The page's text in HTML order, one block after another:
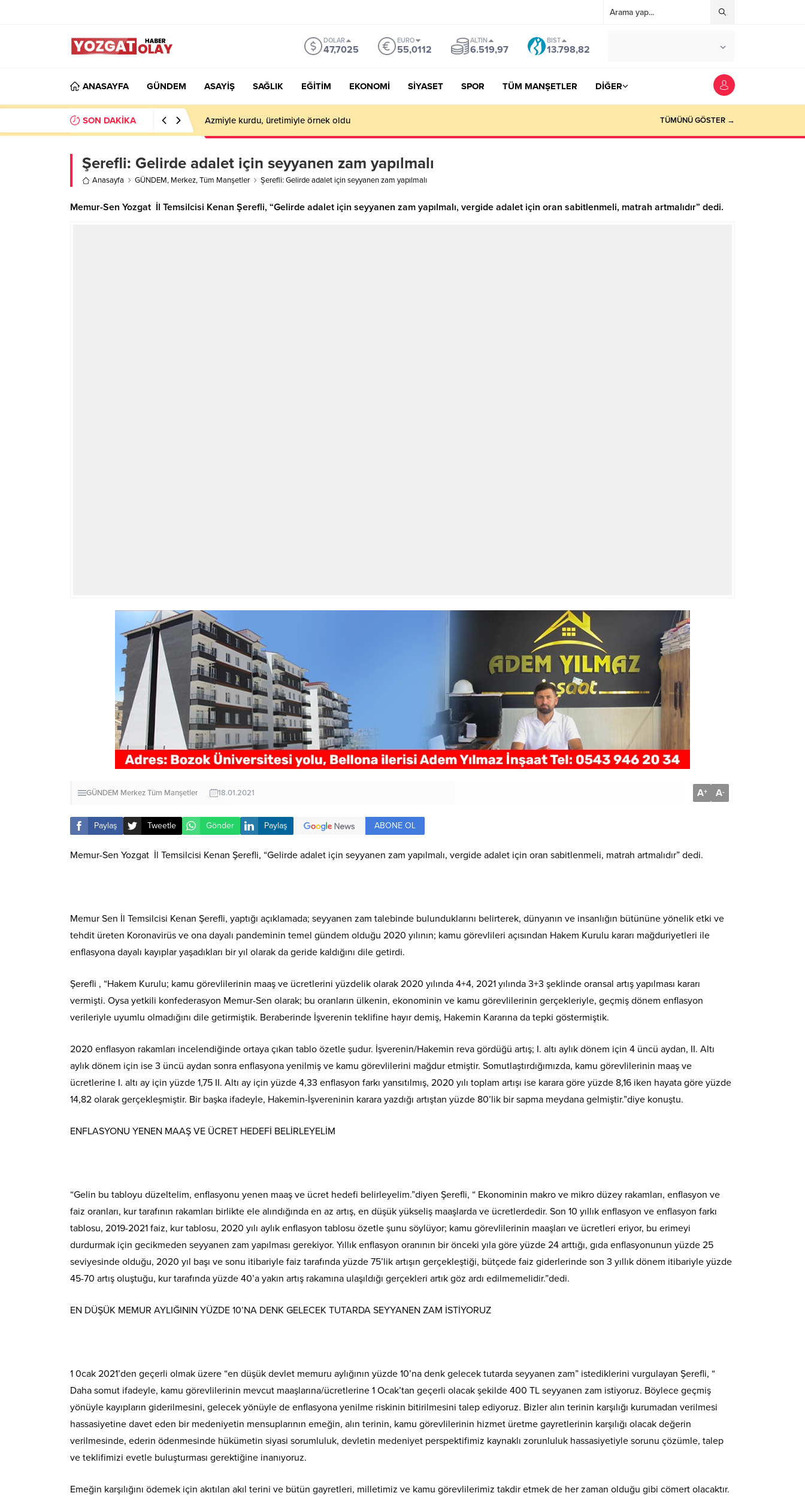
DOLAR
47,7025
EURO
55,0112
ALTIN
6.519,97
BIST
13.798,82
ANASAYFA GÜNDEM ASAYİŞ SAĞLIK EĞİTİM EKONOMİ SİYASET SPOR TÜM MANŞETLER DİĞER
SON DAKİKA Azmiyle kurdu, üretimiyle örnek oldu TÜMÜNÜ GÖSTER →
Şerefli: Gelirde adalet için seyyanen zam yapılmalı
Anasayfa GÜNDEM, Merkez,Tüm Manşetler Şerefli: Gelirde adalet için seyyanen zam yapılmalı
Memur-Sen Yozgat İl Temsilcisi Kenan Şerefli, “Gelirde adalet için seyyanen zam yapılmalı, vergide adalet için oran sabitlenmeli, matrah artmalıdır” dedi.
GÜNDEM MerkezTüm Manşetler 18.01.2021 A+ A-
Paylaş Tweetle Gönder Paylaş ABONE OL
Memur-Sen Yozgat İl Temsilcisi Kenan Şerefli, “Gelirde adalet için seyyanen zam yapılmalı, vergide adalet için oran sabitlenmeli, matrah artmalıdır” dedi.
Memur Sen İl Temsilcisi Kenan Şerefli, yaptığı açıklamada; seyyanen zam talebinde bulunduklarını belirterek, dünyanın ve insanlığın bütününe yönelik etki ve
tehdit üreten Koronavirüs ve ona dayalı pandeminin temel gündem olduğu 2020 yılının; kamu görevlileri açısından Hakem Kurulu kararı mağduriyetleri ile
enflasyona dayalı kayıplar yaşadıkları bir yıl olarak da geride kaldığını dile getirdi.
Şerefli , “Hakem Kurulu; kamu görevlilerinin maaş ve ücretlerini yüzdelik olarak 2020 yılında 4+4, 2021 yılında 3+3 şeklinde oransal artış yapılması kararı
vermişti. Oysa yetkili konfederasyon Memur-Sen olarak; bu oranların ülkenin, ekonominin ve kamu görevlilerinin gerçekleriyle, geçmiş dönem enflasyon
verileriyle uyumlu olmadığını dile getirmiştik. Beraberinde İşverenin teklifine hayır demiş, Hakemin Kararına da tepki göstermiştik.
2020 enflasyon rakamları incelendiğinde ortaya çıkan tablo özetle şudur. İşverenin/Hakemin reva gördüğü artış; I. altı aylık dönem için 4 üncü aydan, II. Altı
aylık dönem için ise 3 üncü aydan sonra enflasyona yenilmiş ve kamu görevlilerini mağdur etmiştir. Somutlaştırdığımızda, kamu görevlilerinin maaş ve
ücretlerine I. altı ay için yüzde 1,75 II. Altı ay için yüzde 4,33 enflasyon farkı yansıtılmış, 2020 yılı toplam artışı ise karara göre yüzde 8,16 iken hayata göre yüzde
14,82 olarak gerçekleşmiştir. Bir başka ifadeyle, Hakemin-İşvereninin karara yazdığı artıştan yüzde 80’lik bir sapma meydana gelmiştir.”diye konuştu.
ENFLASYONU YENEN MAAŞ VE ÜCRET HEDEFİ BELİRLEYELİM
“Gelin bu tabloyu düzeltelim, enflasyonu yenen maaş ve ücret hedefi belirleyelim.”diyen Şerefli, “ Ekonominin makro ve mikro düzey rakamları, enflasyon ve
faiz oranları, kur tarafının rakamları birlikte ele alındığında en az artış, en düşük yükseliş maaşlarda ve ücretlerdedir. Son 10 yıllık enflasyon ve enflasyon farkı
tablosu, 2019-2021 faiz, kur tablosu, 2020 yılı aylık enflasyon tablosu özetle şunu söylüyor; kamu görevlilerinin maaşları ve ücretleri eriyor, bu erimeyi
durdurmak için gecikmeden seyyanen zam yapılması gerekiyor. Yıllık enflasyon oranının bir önceki yıla göre yüzde 24 arttığı, gıda enflasyonunun yüzde 25
seviyesinde olduğu, 2020 yıl başı ve sonu itibariyle faiz tarafında yüzde 75’lik artışın gerçekleştiği, bütçede faiz giderlerinde son 3 yıllık dönem itibariyle yüzde
45-70 artış oluştuğu, kur tarafında yüzde 40’a yakın artış rakamına ulaşıldığı gerçekleri artık göz ardı edilmemelidir.”dedi.
EN DÜŞÜK MEMUR AYLIĞININ YÜZDE 10’NA DENK GELECEK TUTARDA SEYYANEN ZAM İSTİYORUZ
1 0cak 2021’den geçerli olmak üzere “en düşük devlet memuru aylığının yüzde 10’na denk gelecek tutarda seyyanen zam” istediklerini vurgulayan Şerefli, “
Daha somut ifadeyle, kamu görevlilerinin mevcut maaşlarına/ücretlerine 1 Ocak’tan geçerli olacak şekilde 400 TL seyyanen zam istiyoruz. Böylece geçmiş
yönüyle kayıpların giderilmesini, gelecek yönüyle de enflasyona yenilme riskinin bitirilmesini talep ediyoruz. Bizler alın terinin karşılığı kurumadan verilmesi
hassasiyetine davet eden bir medeniyetin mensuplarının emeğin, alın terinin, kamu görevlilerinin hizmet üretme gayretlerinin karşılığı olacak değerin
verilmesinde, ederin ödenmesinde hükümetin siyasi sorumluluk, devletin medeniyet perspektifimiz kaynaklı zorunluluk hassasiyetiyle sorunu çözümle, talep
ve teklifimizi evetle buluşturması gerektiğine inanıyoruz.
Emeğin karşılığını ödemek için akıtılan akıl terini ve bütün gayretleri, milletimiz ve kamu görevlilerimiz takdir etmek de her zaman olduğu gibi cömert olacaktır.